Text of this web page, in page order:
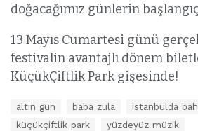
doğacağımız günlerin
13 Mayıs Cumartesi günü
festivalin avantajlı dönem
KüçükÇiftlik Park gişesinde!
altın gün baba zula
istanbulda
küçükçiftlik park
yüzdeyüz müzik